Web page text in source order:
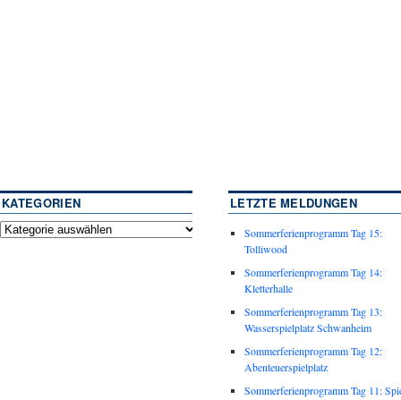
KATEGORIEN LETZTE MELDUNGEN
Sommerferienprogramm Tag 15:
Tolliwood
Sommerferienprogramm Tag 14:
Kletterhalle
Sommerferienprogramm Tag 13:
Wasserspielplatz Schwanheim
Sommerferienprogramm Tag 12:
Abenteuerspielplatz
Sommerferienprogramm Tag 11: